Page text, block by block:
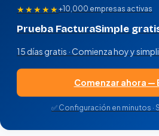
★★★★★+10,000 empresas activas
Prueba FacturaSimple
15 días gratis · Comienza hoy y
Comenzar ahora —
✅ Configuración en minutos